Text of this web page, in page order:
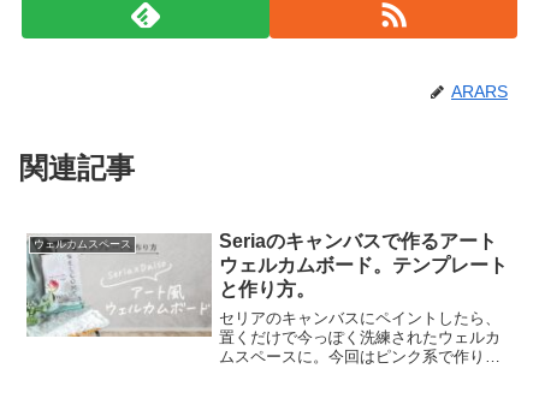
ARARS
関連記事
ウェルカムスペース
Seriaのキャンバスで作るアート
ウェルカムボード。テンプレート
と作り方。
セリアのキャンバスにペイントしたら、
置くだけで今っぽく洗練されたウェルカ
ムスペースに。今回はピンク系で作りま